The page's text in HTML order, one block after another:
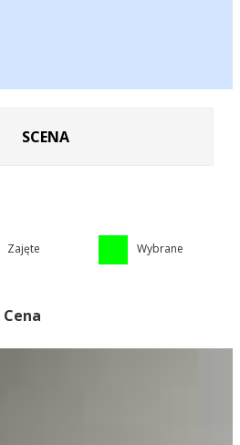
SCENA
Zajęte Wybrane
Cena